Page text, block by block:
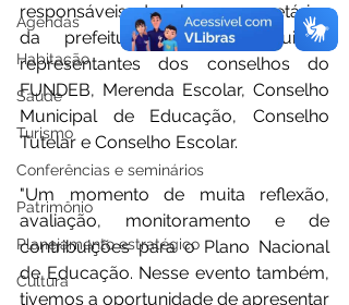
Agendas
Habitação
Saúde
Turismo
Conferências e seminários
Patrimônio
Planejamento estratégico
Cultura
responsáveis de alunos, secretários
da prefeitura e suas equipes,
representantes dos conselhos do
FUNDEB, Merenda Escolar, Conselho
Municipal de Educação, Conselho
Tutelar e Conselho Escolar.
"Um momento de muita reflexão,
avaliação, monitoramento e de
contribuições para o Plano Nacional
de Educação. Nesse evento também,
tivemos a oportunidade de apresentar